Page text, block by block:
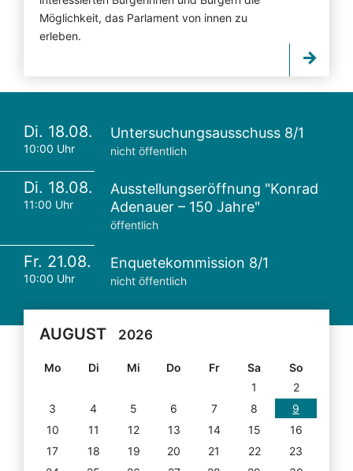
Möglichkeit, das Parlament von innen zu
erleben.
Di. 18.08.
10:00 Uhr
Untersuchungsausschuss 8/1
nicht öffentlich
Di. 18.08.
11:00 Uhr
Ausstellungseröffnung "Konrad
Adenauer – 150 Jahre"
öffentlich
Fr. 21.08.
10:00 Uhr
Enquetekommission 8/1
nicht öffentlich
AUGUST 2026
Mo Di Mi Do Fr Sa
So
1
2
3
4 5 6 7 8
9
10
11 12 13 14 15
16
17
18 19 20 21 22
23